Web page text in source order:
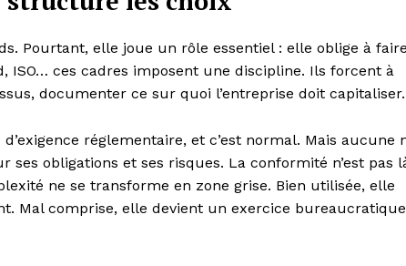
Pourtant, elle joue un rôle essentiel : elle oblige à
ISO… ces cadres imposent une discipline. Ils forcent à
documenter ce sur quoi l’entreprise doit capitaliser.
réglementaire, et c’est normal. Mais aucune
ses obligations et ses risques. La conformité n’est pas
ne se transforme en zone grise. Bien utilisée, elle
Mal comprise, elle devient un exercice bureaucratique